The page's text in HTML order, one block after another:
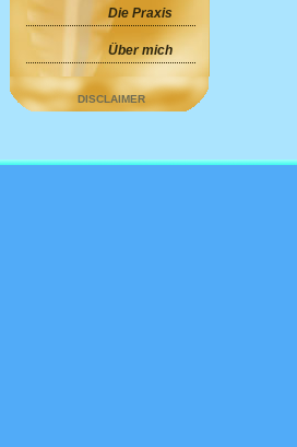
Die Praxis
Über mich
DISCLAIMER